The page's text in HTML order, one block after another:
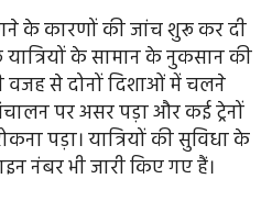
के कारणों की जांच शुरू कर दी
यात्रियों के सामान के नुकसान की
वजह से दोनों दिशाओं में चलने
पर असर पड़ा और कई ट्रेनों
पड़ा। यात्रियों की सुविधा के
नंबर भी जारी किए गए हैं।